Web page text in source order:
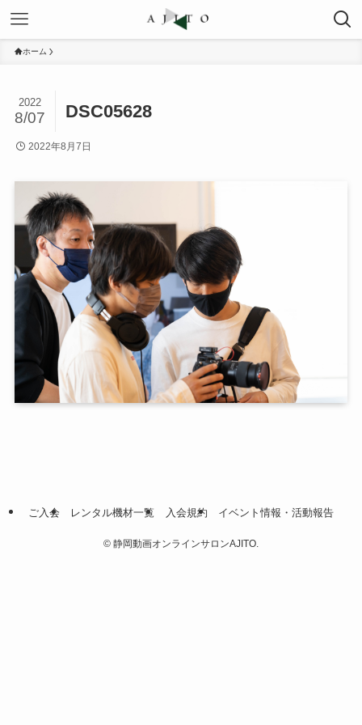
ホーム
DSC05628
2022
8/07
2022年8月7日
ご入会 レンタル機材一覧 入会規約 イベント情報・活動報告
© 静岡動画オンラインサロンAJITO.